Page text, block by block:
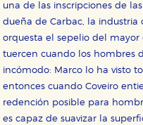
una de las inscripciones de
dueña de Carbac, la
orquesta el sepelio del mayor
tuercen cuando los hombres
incómodo: Marco lo ha visto
entonces cuando Coveiro
redención posible para
es capaz de suavizar la
Estas cookies son
web funcione y no
nuestro sistema. Es
navegador, pero en
áreas de nuestra
correctamente.
Cookies de